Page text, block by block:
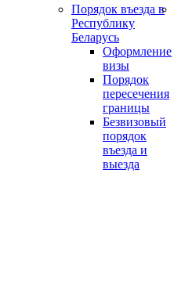
Порядок въезда в
Республику
Беларусь
Оформление
визы
Порядок
пересечения
границы
Безвизовый
порядок
въезда и
выезда